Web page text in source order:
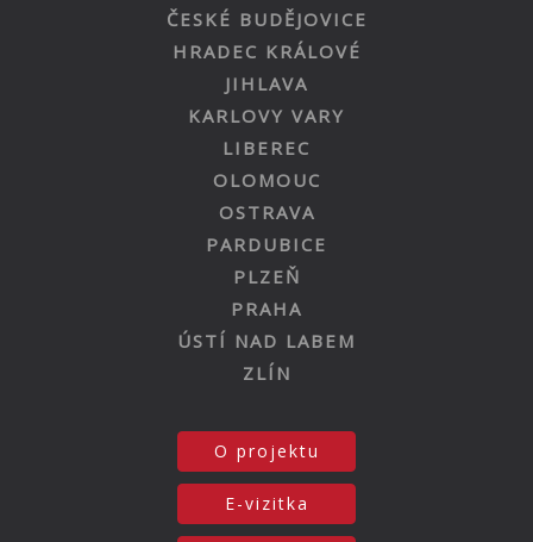
ČESKÉ BUDĚJOVICE
HRADEC KRÁLOVÉ
JIHLAVA
KARLOVY VARY
LIBEREC
OLOMOUC
OSTRAVA
PARDUBICE
PLZEŇ
PRAHA
ÚSTÍ NAD LABEM
ZLÍN
O projektu
E-vizitka